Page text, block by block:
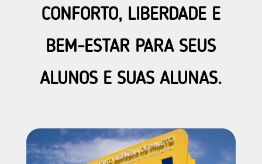
CONFORTO, LIBERDADE E
BEM-ESTAR PARA SEUS
ALUNOS E SUAS ALUNAS.